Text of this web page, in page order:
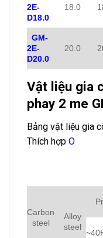
2E-
D18.0
18.0
GM-
2E-
D20.0
20.0
Vật liệu gia
phay 2 me
Bảng vật liệu gia
Thích hợp Ο
Carbon
steel
Alloy
steel